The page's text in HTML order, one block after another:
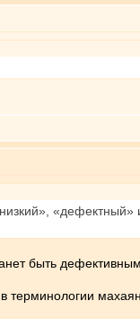
«дефектный»
быть
терминологии